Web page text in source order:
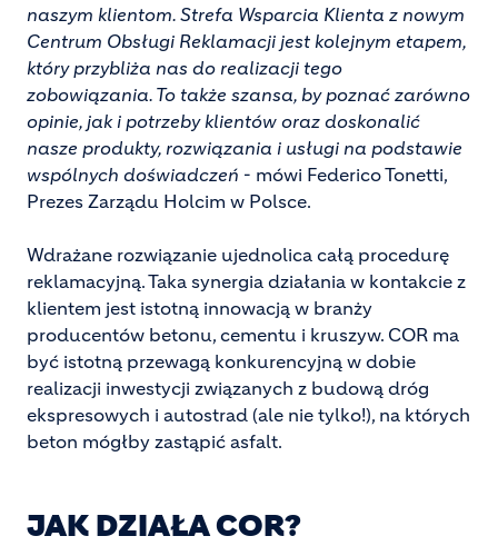
naszym klientom. Strefa Wsparcia Klienta z nowym
Centrum Obsługi Reklamacji jest kolejnym etapem,
który przybliża nas do realizacji tego
zobowiązania. To także szansa, by poznać zarówno
opinie, jak i potrzeby klientów oraz doskonalić
nasze produkty, rozwiązania i usługi na podstawie
wspólnych doświadczeń - mówi Federico Tonetti,
Prezes Zarządu Holcim w Polsce.
Wdrażane rozwiązanie ujednolica całą procedurę
reklamacyjną. Taka synergia działania w kontakcie z
klientem jest istotną innowacją w branży
producentów betonu, cementu i kruszyw. COR ma
być istotną przewagą konkurencyjną w dobie
realizacji inwestycji związanych z budową dróg
ekspresowych i autostrad (ale nie tylko!), na których
beton mógłby zastąpić asfalt.
JAK DZIAŁA COR?